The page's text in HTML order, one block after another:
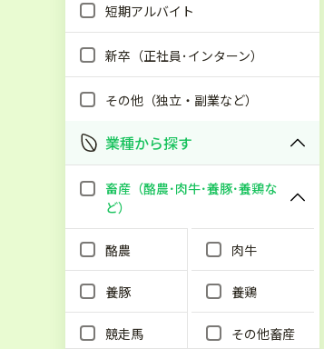
短期アルバイト
新卒（正社員･インターン）
その他（独立・副業など）
業種から探す
畜産（酪農･肉牛･養豚･養鶏な
ど）
酪農 肉牛
養豚 養鶏
競走馬 その他畜産